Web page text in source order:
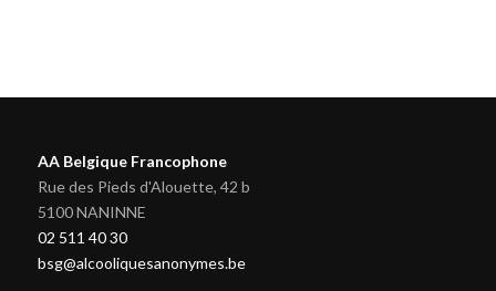
AA Belgique Francophone
Rue des Pieds d'Alouette, 42 b
5100 NANINNE
02 511 40 30
bsg@alcooliquesanonymes.be